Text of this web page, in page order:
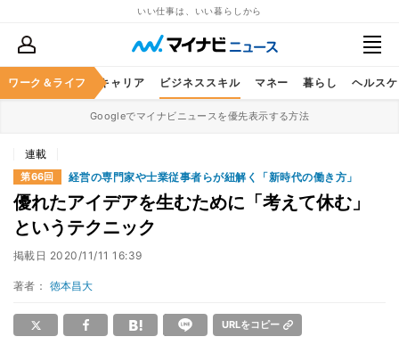
いい仕事は、いい暮らしから
ワーク＆ライフ キャリア ビジネススキル マネー 暮らし ヘルス
Googleでマイナビニュースを優先表示する方法
連載
第66回 経営の専門家や士業従事者らが紐解く「新時代の働き方」
優れたアイデアを生むために「考えて休む」
というテクニック
掲載日 2020/11/11 16:39
著者： 徳本昌大
URLをコピー